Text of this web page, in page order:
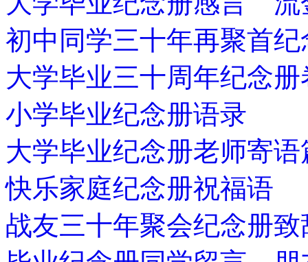
初中同学三十年再聚首
大学毕业三十周年纪念册
小学毕业纪念册语录
大学毕业纪念册老师寄语
快乐家庭纪念册祝福语
战友三十年聚会纪念册致